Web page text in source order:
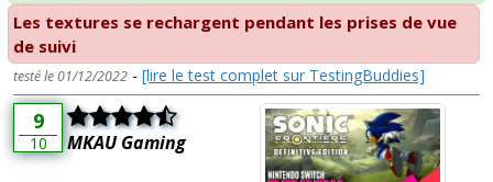
Les textures se rechargent pendant les prises de vue
de suivi
testé le 01/12/2022 - [lire le test complet sur TestingBuddies]
9
10 MKAU Gaming